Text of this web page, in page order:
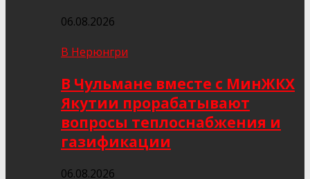
06.08.2026
В Нерюнгри
В Чульмане вместе с МинЖКХ
Якутии прорабатывают
вопросы теплоснабжения и
газификации
06.08.2026